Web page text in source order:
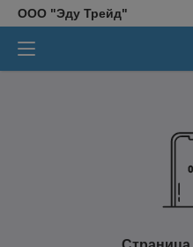
ООО "Эду Трейд"